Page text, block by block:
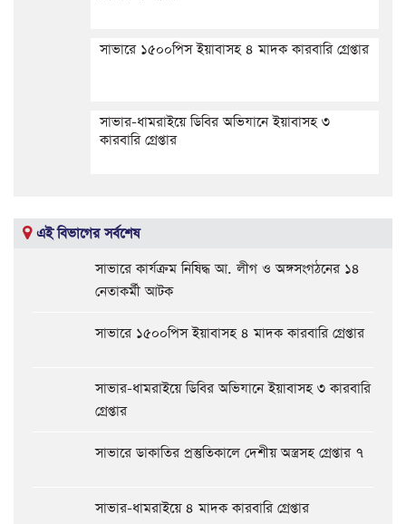
সাভারে ১৫০০পিস ইয়াবাসহ ৪ মাদক কারবারি গ্রেপ্তার
সাভার-ধামরাইয়ে ডিবির অভিযানে ইয়াবাসহ ৩
কারবারি গ্রেপ্তার
এই বিভাগের সর্বশেষ
সাভারে কার্যক্রম নিষিদ্ধ আ. লীগ ও অঙ্গসংগঠনের ১৪
নেতাকর্মী আটক
সাভারে ১৫০০পিস ইয়াবাসহ ৪ মাদক কারবারি গ্রেপ্তার
সাভার-ধামরাইয়ে ডিবির অভিযানে ইয়াবাসহ ৩ কারবারি
গ্রেপ্তার
সাভারে ডাকাতির প্রস্তুতিকালে দেশীয় অস্ত্রসহ গ্রেপ্তার ৭
সাভার-ধামরাইয়ে ৪ মাদক কারবারি গ্রেপ্তার